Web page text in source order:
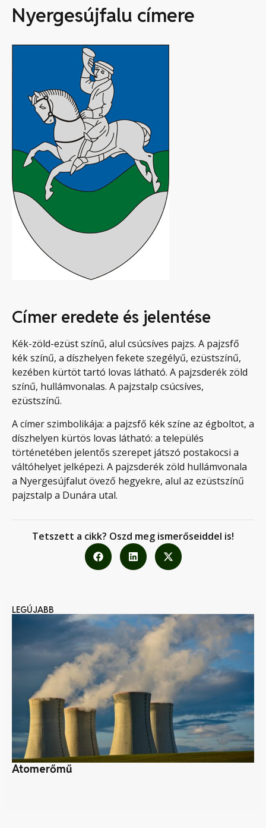
Nyergesújfalu címere
Címer eredete és jelentése
Kék-zöld-ezüst színű, alul csúcsíves pajzs. A pajzsfő
kék színű, a díszhelyen fekete szegélyű, ezüstszínű,
kezében kürtöt tartó lovas látható. A pajzsderék zöld
színű, hullámvonalas. A pajzstalp csúcsíves,
ezüstszínű.
A címer szimbolikája: a pajzsfő kék színe az égboltot, a
díszhelyen kürtös lovas látható: a település
történetében jelentős szerepet játszó postakocsi a
váltóhelyet jelképezi. A pajzsderék zöld hullámvonala
a Nyergesújfalut övező hegyekre, alul az ezüstszínű
pajzstalp a Dunára utal.
Tetszett a cikk? Oszd meg ismerőseiddel is!
LEGÚJABB
Atomerőmű